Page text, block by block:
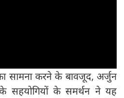
सामना करने के बावजूद, अर्जुन
के समर्थन ने यह